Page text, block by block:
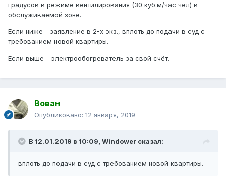
градусов в режиме вентилирования (30 куб.м/час чел) в
обслуживаемой зоне.
Если ниже - заявление в 2-х экз., вплоть до подачи в суд с
требованием новой квартиры.
Если выше - электрообогреватель за свой счёт.
Вован
Опубликовано: 12 января, 2019
В 12.01.2019 в 10:09, Windower сказал:
вплоть до подачи в суд с требованием новой квартиры.